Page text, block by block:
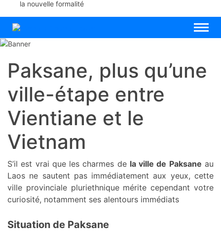
la nouvelle formalité
Paksane, plus qu’une
ville-étape entre
Vientiane et le
Vietnam
S’il est vrai que les charmes de la ville de Paksane au
Laos ne sautent pas immédiatement aux yeux, cette
ville provinciale pluriethnique mérite cependant votre
curiosité, notamment ses alentours immédiats
Situation de Paksane